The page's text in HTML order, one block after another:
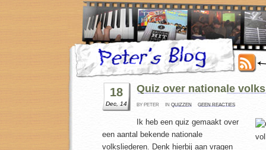
18
Dec, 14
Quiz over nationale
BY PETER IN QUIZZEN GEEN REACTIES
Ik heb een quiz gemaakt over
een aantal bekende nationale
volksliederen. Denk hierbij aan vragen